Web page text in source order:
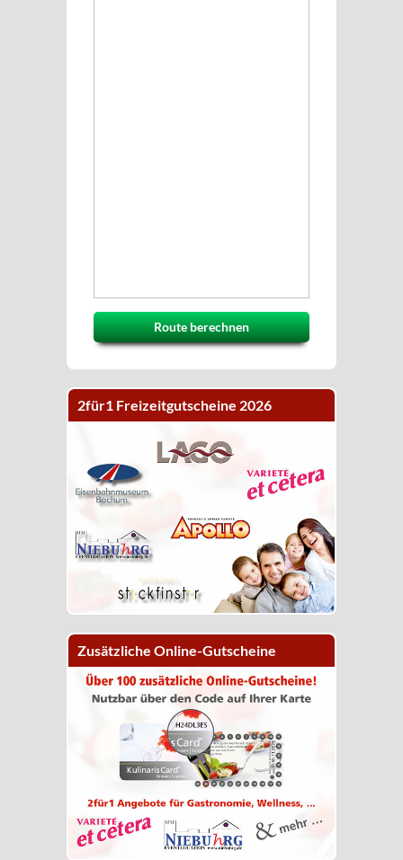
Route berechnen
2für1 Freizeitgutscheine 2026
Zusätzliche Online-Gutscheine